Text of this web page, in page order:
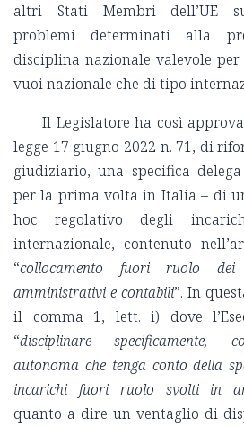
altri Stati Membri dell’UE
problemi determinati alla
disciplina nazionale valevole
vuoi nazionale che di tipo
Il Legislatore ha così
legge 17 giugno 2022 n. 71, di
giudiziario, una specifica
per la prima volta in Italia – di
hoc regolativo degli
internazionale, contenuto
“collocamento fuori ruolo dei
amministrativi e contabili”. In
il comma 1, lett. i) dove
“disciplinare specificamente,
autonoma che tenga conto della
incarichi fuori ruolo svolti in
quanto a dire un ventaglio di